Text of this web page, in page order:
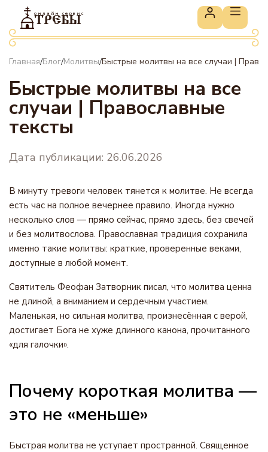
онлайн сервис
ТРЕБЫ
Главная/Блог/Молитвы/Быстрые молитвы на все случаи |
Быстрые молитвы на все
случаи | Православные
тексты
Дата публикации: 26.06.2026
В минуту тревоги человек тянется к молитве. Не всегда
есть час на полное вечернее правило. Иногда нужно
несколько слов — прямо сейчас, прямо здесь, без свечей
и без молитвослова. Православная традиция сохранила
именно такие молитвы: краткие, проверенные веками,
доступные в любой момент.
Святитель Феофан Затворник писал, что молитва ценна
не длиной, а вниманием и сердечным участием.
Маленькая, но сильная молитва, произнесённая с верой,
достигает Бога не хуже длинного канона, прочитанного
«для галочки».
Почему короткая молитва —
это не «меньше»
Быстрая молитва не уступает пространной. Священное